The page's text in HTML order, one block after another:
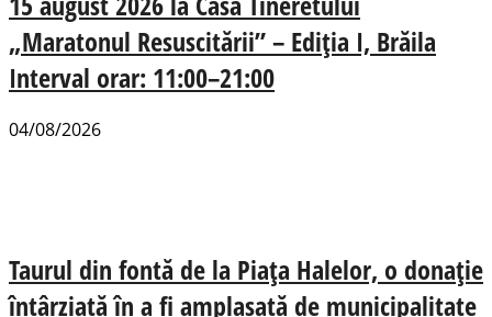
„Maratonul Resuscitării” – Ediția I, Brăila
Interval orar: 11:00–21:00
04/08/2026
Taurul din fontă de la Piața Halelor, o donație
întârziată în a fi amplasată de municipalitate